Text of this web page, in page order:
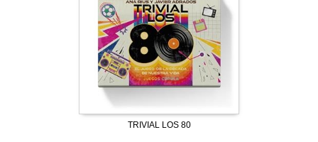
TRIVIAL LOS 80